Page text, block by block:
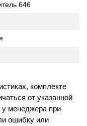
646
комплекте
от указанной
у менеджера при
ошибку или